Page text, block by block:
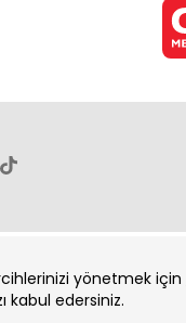
yönetmek için
kabul edersiniz.